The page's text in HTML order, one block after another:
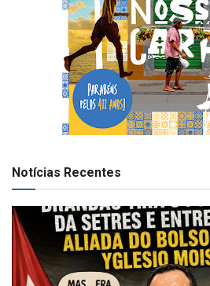
Notícias Recentes